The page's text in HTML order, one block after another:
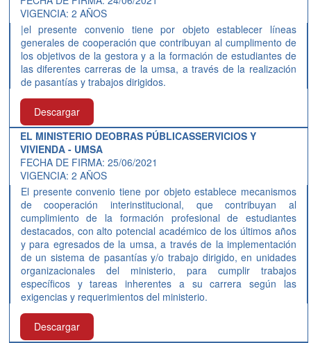
VIGENCIA: 2 AÑOS
|el presente convenio tiene por objeto establecer líneas
generales de cooperación que contribuyan al cumplimento de
los objetivos de la gestora y a la formación de estudiantes de
las diferentes carreras de la umsa, a través de la realización
de pasantías y trabajos dirigidos.
Descargar
EL MINISTERIO DEOBRAS PÚBLICASSERVICIOS Y
VIVIENDA - UMSA
FECHA DE FIRMA: 25/06/2021
VIGENCIA: 2 AÑOS
El presente convenio tiene por objeto establece mecanismos
de cooperación interinstitucional, que contribuyan al
cumplimiento de la formación profesional de estudiantes
destacados, con alto potencial académico de los últimos años
y para egresados de la umsa, a través de la implementación
de un sistema de pasantías y/o trabajo dirigido, en unidades
organizacionales del ministerio, para cumplir trabajos
específicos y tareas inherentes a su carrera según las
exigencias y requerimientos del ministerio.
Descargar